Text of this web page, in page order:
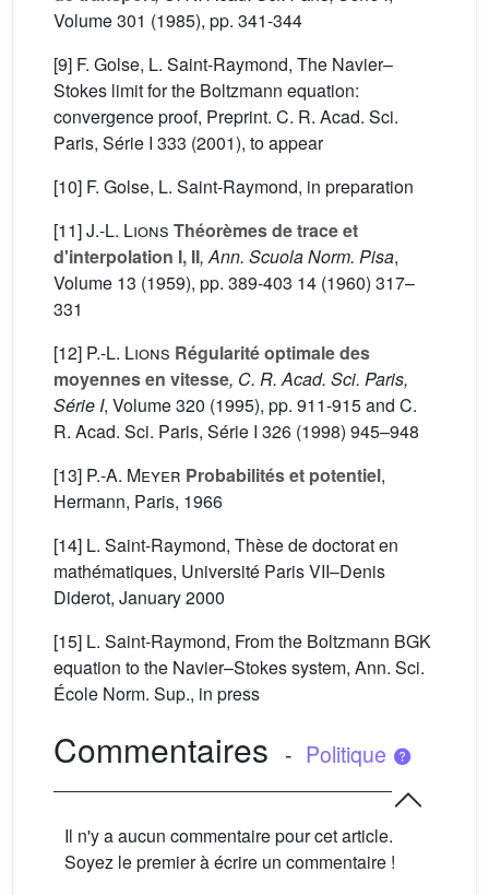
Volume 301 (1985), pp. 341-344
[9] F. Golse, L. Saint-Raymond, The Navier–
Stokes limit for the Boltzmann equation:
convergence proof, Preprint. C. R. Acad. Sci.
Paris, Série I 333 (2001), to appear
[10] F. Golse, L. Saint-Raymond, in preparation
[11]J.-L. Lions Théorèmes de trace et
d'interpolation I, II, Ann. Scuola Norm. Pisa,
Volume 13 (1959), pp. 389-403 14 (1960) 317–
331
[12] P.-L. Lions Régularité optimale des
moyennes en vitesse, C. R. Acad. Sci. Paris,
Série I, Volume 320 (1995), pp. 911-915 and C.
R. Acad. Sci. Paris, Série I 326 (1998) 945–948
[13] P.-A. Meyer Probabilités et potentiel,
Hermann, Paris, 1966
[14] L. Saint-Raymond, Thèse de doctorat en
mathématiques, Université Paris VII–Denis
Diderot, January 2000
[15] L. Saint-Raymond, From the Boltzmann BGK
equation to the Navier–Stokes system, Ann. Sci.
École Norm. Sup., in press
Commentaires - Politique
Il n'y a aucun commentaire pour cet article.
Soyez le premier à écrire un commentaire !